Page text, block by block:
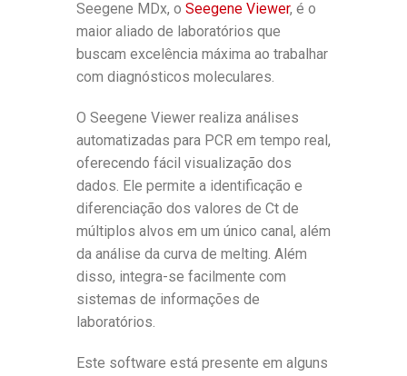
Seegene MDx, o Seegene Viewer, é o
maior aliado de laboratórios que
buscam excelência máxima ao trabalhar
com diagnósticos moleculares.
O Seegene Viewer realiza análises
automatizadas para PCR em tempo real,
oferecendo fácil visualização dos
dados. Ele permite a identificação e
diferenciação dos valores de Ct de
múltiplos alvos em um único canal, além
da análise da curva de melting. Além
disso, integra-se facilmente com
sistemas de informações de
laboratórios.
Este software está presente em alguns